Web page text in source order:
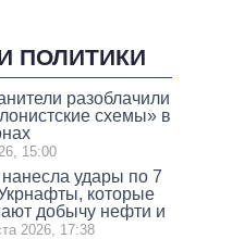
ПОЛИТИКИ
разоблачили
схемы» в
15:00
удары по 7
которые
добычу нефти и
2026, 17:38